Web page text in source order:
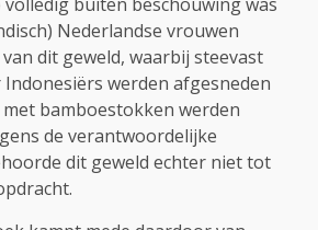
Nederlandse vrouwen
dit geweld, waarbij steevast
werden afgesneden
bamboestokken werden
de verantwoordelijke
dit geweld echter niet tot